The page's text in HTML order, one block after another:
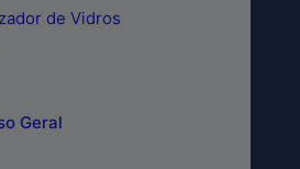
de Vidros
Geral
KERS